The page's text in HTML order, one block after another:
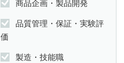
商品企画・製品開発
品質管理・保証・実験評
価
製造・技能職